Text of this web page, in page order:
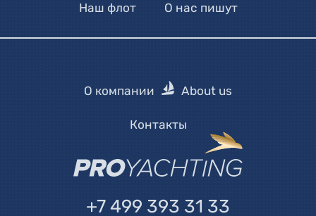
Наш флот О нас пишут
О компании About us
Контакты
+7 499 393 31 33